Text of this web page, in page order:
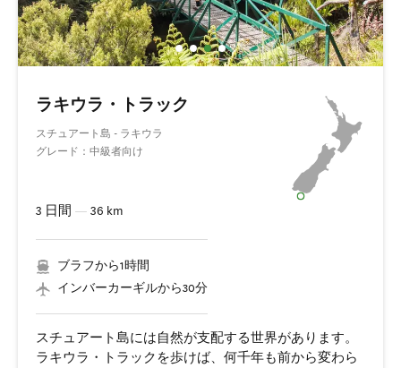
ラキウラ・トラック
スチュアート島 - ラキウラ
グレード：中級者向け
3 日間 — 36 km
ブラフから1時間
インバーカーギルから30分
スチュアート島には自然が支配する世界があります。
ラキウラ・トラックを歩けば、何千年も前から変わら